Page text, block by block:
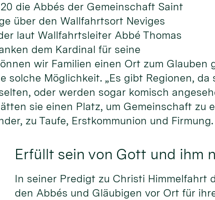
die Abbés der Gemeinschaft Saint
über den Wallfahrtsort Neviges
laut Wallfahrtsleiter Abbé Thomas
dem Kardinal für seine
wir Familien einen Ort zum Glauben
solche Möglichkeit. „Es gibt Regionen,
oder werden sogar komisch
sie einen Platz, um Gemeinschaft zu
zu Taufe, Erstkommunion und Firmung.
Erfüllt sein von Gott und ihm
In seiner Predigt zu Christi Himmelfahrt
den Abbés und Gläubigen vor Ort für